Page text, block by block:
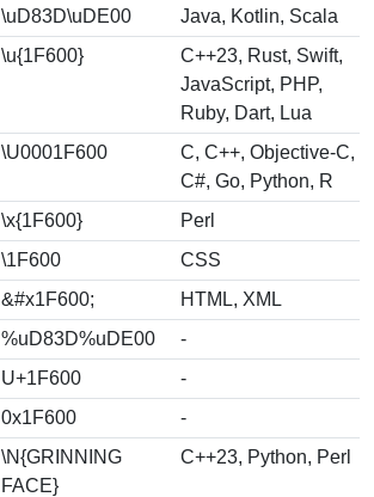
\uD83D\uDE00
Java, Kotlin, Scala
\u{1F600}
C++23, Rust, Swift,
JavaScript, PHP,
Ruby, Dart, Lua
\U0001F600
C, C++, Objective-C,
C#, Go, Python, R
\x{1F600}
Perl
\1F600
CSS
&#x1F600;
HTML, XML
%uD83D%uDE00
-
U+1F600
-
0x1F600
-
\N{GRINNING
FACE}
C++23, Python, Perl